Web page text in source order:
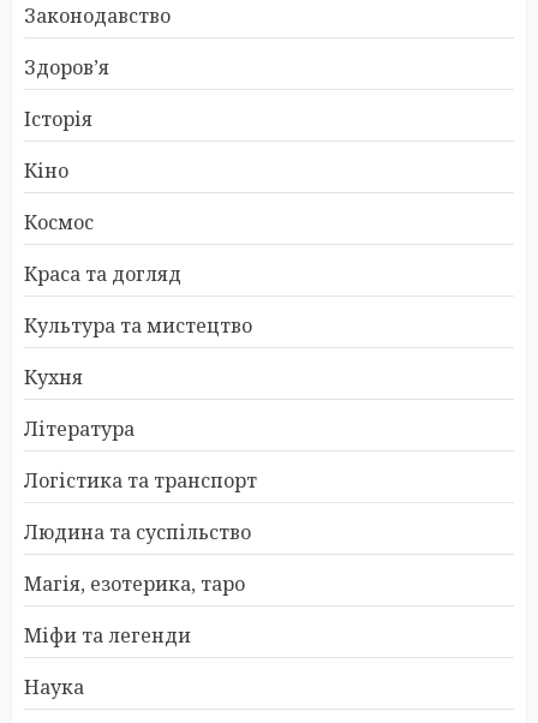
Законодавство
Здоров’я
Історія
Кіно
Космос
Краса та догляд
Культура та мистецтво
Кухня
Література
Логістика та транспорт
Людина та суспільство
Магія, езотерика, таро
Міфи та легенди
Наука